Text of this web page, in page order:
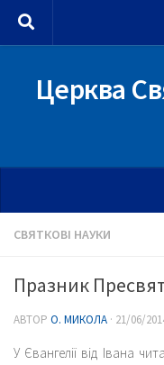
Skip to content
Церква
СВЯТКОВІ НАУКИ
Празник
АВТОР О. МИКОЛА · 21/06/
У Євангелії від Івана